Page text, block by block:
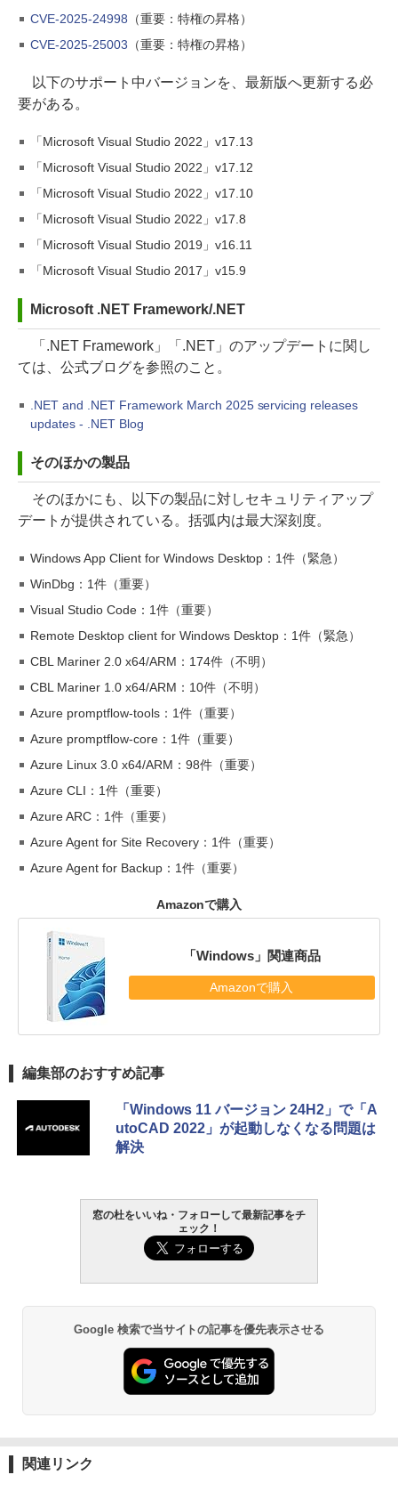
CVE-2025-24998 （重要：特権の昇格）
CVE-2025-25003 （重要：特権の昇格）
以下のサポート中バージョンを、最新版へ更新する必
要がある。
「Microsoft Visual Studio 2022」v17.13
「Microsoft Visual Studio 2022」v17.12
「Microsoft Visual Studio 2022」v17.10
「Microsoft Visual Studio 2022」v17.8
「Microsoft Visual Studio 2019」v16.11
「Microsoft Visual Studio 2017」v15.9
Microsoft .NET Framework/.NET
「.NET Framework」「.NET」のアップデートに関し
ては、公式ブログを参照のこと。
.NET and .NET Framework March 2025 servicing releases
updates - .NET Blog
そのほかの製品
そのほかにも、以下の製品に対しセキュリティアップ
デートが提供されている。括弧内は最大深刻度。
Windows App Client for Windows Desktop：1件（緊急）
WinDbg：1件（重要）
Visual Studio Code：1件（重要）
Remote Desktop client for Windows Desktop：1件（緊急）
CBL Mariner 2.0 x64/ARM：174件（不明）
CBL Mariner 1.0 x64/ARM：10件（不明）
Azure promptflow-tools：1件（重要）
Azure promptflow-core：1件（重要）
Azure Linux 3.0 x64/ARM：98件（重要）
Azure CLI：1件（重要）
Azure ARC：1件（重要）
Azure Agent for Site Recovery：1件（重要）
Azure Agent for Backup：1件（重要）
Amazonで購入
「Windows」関連商品
Amazonで購入
編集部のおすすめ記事
「Windows 11 バージョン 24H2」で「A
utoCAD 2022」が起動しなくなる問題は
解決
窓の杜をいいね・フォローして最新記事をチ
ェック！
Google 検索で当サイトの記事を優先表示させる
関連リンク